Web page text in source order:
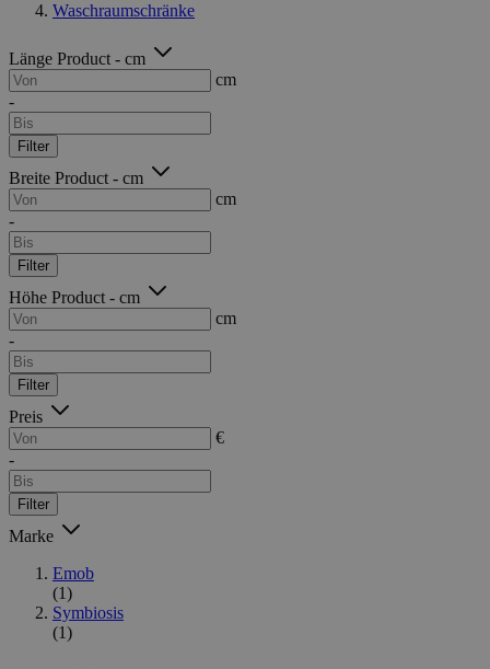
Waschraumschränke
Länge Product - cm
cm
-
Filter
Breite Product - cm
cm
-
Filter
Höhe Product - cm
cm
-
Filter
Preis
€
-
Filter
Marke
Emob
(1)
Symbiosis
(1)